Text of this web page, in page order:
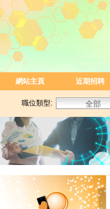
網站主頁 近期招聘
職位類型: